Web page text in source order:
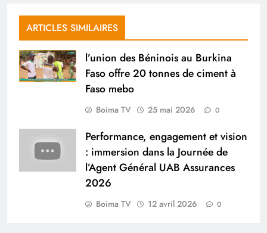
ARTICLES SIMILAIRES
l’union des Béninois au Burkina
Faso offre 20 tonnes de ciment à
Faso mebo
Boima TV 25 mai 2026 0
Performance, engagement et vision
: immersion dans la Journée de
l’Agent Général UAB Assurances
2026
Boima TV 12 avril 2026 0